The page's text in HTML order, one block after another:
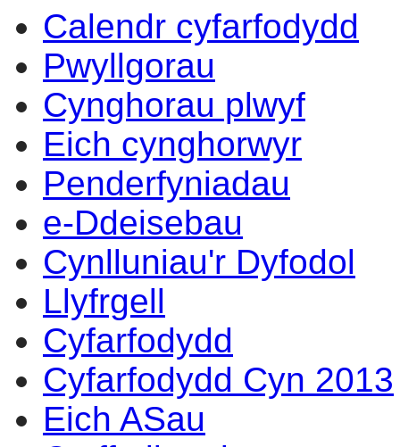
Calendr cyfarfodydd
Pwyllgorau
Cynghorau plwyf
Eich cynghorwyr
Penderfyniadau
e-Ddeisebau
Cynlluniau'r Dyfodol
Llyfrgell
Cyfarfodydd
Cyfarfodydd Cyn 2013
Eich ASau
14:00
14:00
14:00
14:00
14:00
14:00
14:00
14:00
14:00
17:30
12:00
10:00
17:00
15:30
13:30
14:00
14:00